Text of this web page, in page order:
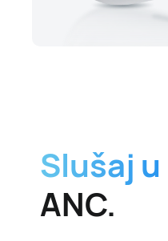
Slušaj u
ANC.